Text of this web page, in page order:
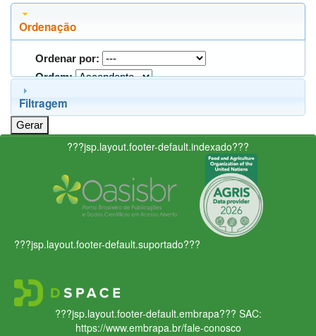
Ordenação
Ordenar por:
Ordem:
Filtragem
???jsp.layout.footer-default.indexado???
???jsp.layout.footer-default.suportado???
???jsp.layout.footer-default.embrapa??? SAC:
https://www.embrapa.br/fale-conosco